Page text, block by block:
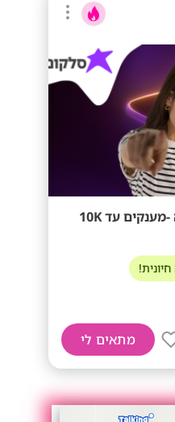
נציגי/ות שירות ומכירה -מענקים עד 10K
מתאים לי